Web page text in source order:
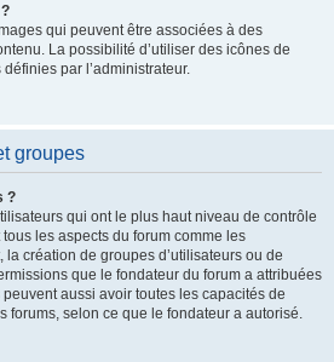
qui peuvent être associées à des
La possibilité d’utiliser des icônes de
par l’administrateur.
groupes
?
qui ont le plus haut niveau de contrôle
les aspects du forum comme les
création de groupes d’utilisateurs ou de
que le fondateur du forum a attribuées
aussi avoir toutes les capacités de
forums, selon ce que le fondateur a autorisé.